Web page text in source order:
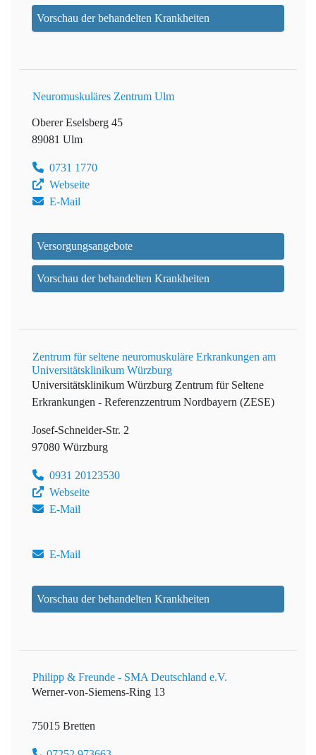
Vorschau der behandelten Krankheiten
Neuromuskuläres Zentrum Ulm
Oberer Eselsberg 45
89081 Ulm
0731 1770
Webseite
E-Mail
Versorgungsangebote
Vorschau der behandelten Krankheiten
Zentrum für seltene neuromuskuläre Erkrankungen am
Universitätsklinikum Würzburg
Universitätsklinikum Würzburg Zentrum für Seltene
Erkrankungen - Referenzzentrum Nordbayern (ZESE)
Josef-Schneider-Str. 2
97080 Würzburg
0931 20123530
Webseite
E-Mail
E-Mail
Vorschau der behandelten Krankheiten
Philipp & Freunde - SMA Deutschland e.V.
Werner-von-Siemens-Ring 13
75015 Bretten